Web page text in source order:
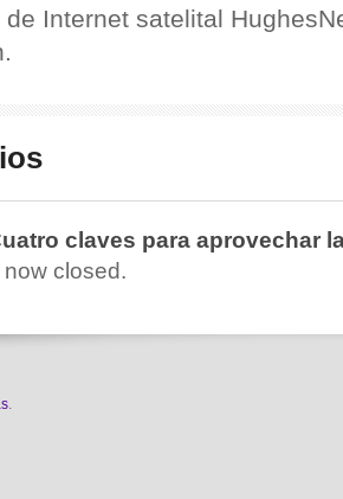
Internet satelital
claves para aprovechar
now closed.
.